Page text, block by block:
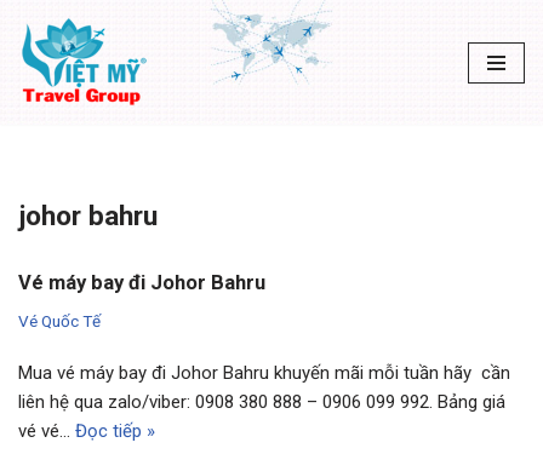
Chuyển
tới
johor bahru
Vé máy bay đi Johor Bahru
Vé Quốc Tế
Mua vé máy bay đi Johor Bahru khuyến mãi mỗi tuần hãy cần
liên hệ qua zalo/viber: 0908 380 888 – 0906 099 992. Bảng giá
vé vé… Đọc tiếp »